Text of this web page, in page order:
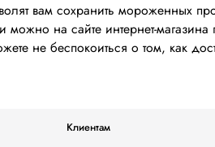
вам сохранить мороженных
на сайте интернет-магазина
не беспокоиться о том, как
Клиентам